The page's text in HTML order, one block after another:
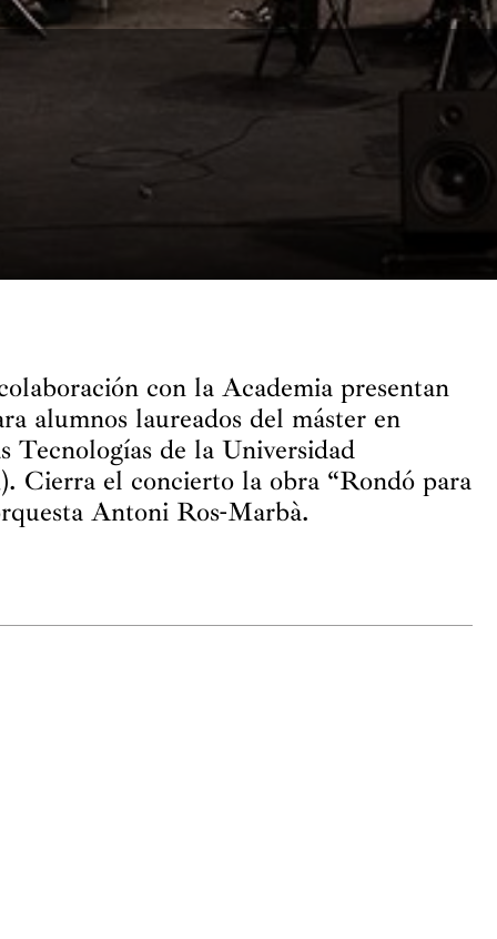
con la Academia presentan
alumnos laureados del máster en
Tecnologías de la Universidad
el concierto la obra “Rondó para
Antoni Ros-Marbà.